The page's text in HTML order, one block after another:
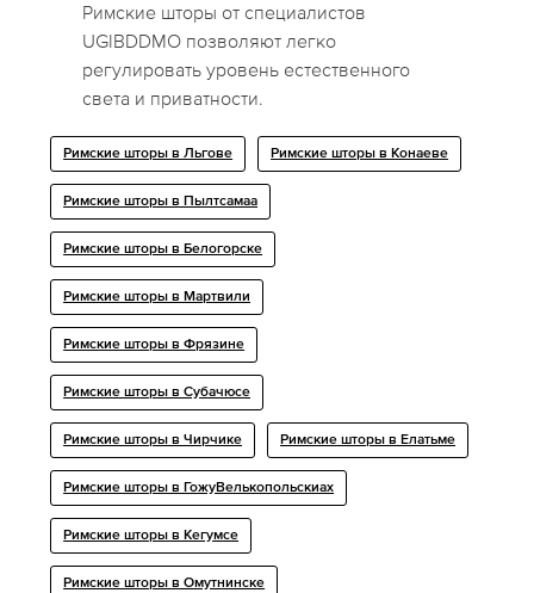
Римские шторы от специалистов
UGIBDDMO позволяют легко
регулировать уровень естественного
света и приватности.
Римские шторы в Льгове Римские шторы в Конаеве
Римские шторы в Пылтсамаа
Римские шторы в Белогорске
Римские шторы в Мартвили
Римские шторы в Фрязине
Римские шторы в Субачюсе
Римские шторы в Чирчике Римские шторы в Елатьме
Римские шторы в ГожyВелькопольскиах
Римские шторы в Кегумсе
Римские шторы в Омутнинске